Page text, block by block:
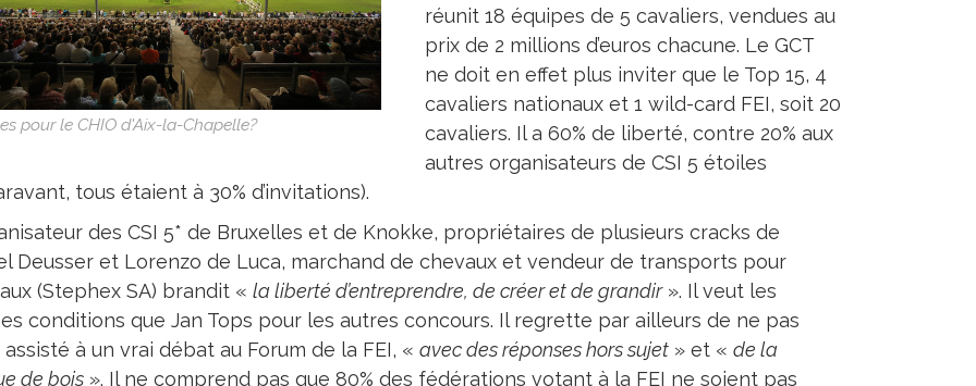
pour le CHIO d'Aix-la-Chapelle?
réunit 18 équipes de 5 cavaliers, vendues au
prix de 2 millions d’euros chacune. Le GCT
ne doit en effet plus inviter que le Top 15, 4
cavaliers nationaux et 1 wild-card FEI, soit 20
cavaliers. Il a 60% de liberté, contre 20% aux
autres organisateurs de CSI 5 étoiles
tous étaient à 30% d’invitations).
des CSI 5* de Bruxelles et de Knokke, propriétaires de plusieurs cracks de
Deusser et Lorenzo de Luca, marchand de chevaux et vendeur de transports pour
(Stephex SA) brandit « la liberté d’entreprendre, de créer et de grandir». Il veut les
conditions que Jan Tops pour les autres concours. Il regrette par ailleurs de ne pas
à un vrai débat au Forum de la FEI, « avec des réponses hors sujet» et « de la
de bois». Il ne comprend pas que 80% des fédérations votant à la FEI ne soient pas